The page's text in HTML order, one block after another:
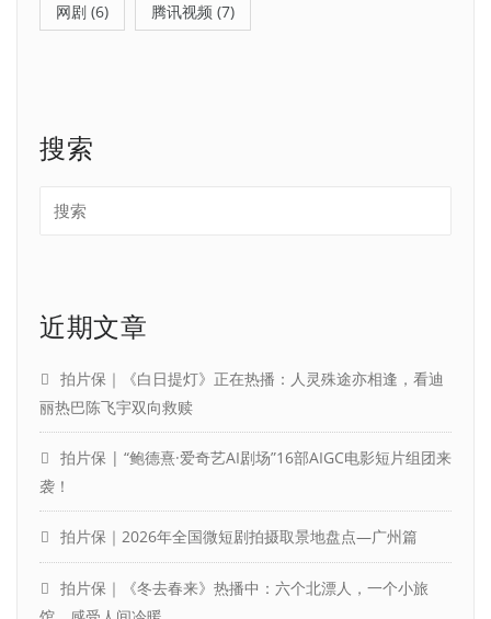
网剧 (6) 腾讯视频 (7)
搜索
近期文章
拍片保｜《白日提灯》正在热播：人灵殊途亦相逢，看迪
丽热巴陈飞宇双向救赎
拍片保 | “鲍德熹·爱奇艺AI剧场”16部AIGC电影短片组团来
袭！
拍片保｜2026年全国微短剧拍摄取景地盘点—广州篇
拍片保｜《冬去春来》热播中：六个北漂人，一个小旅